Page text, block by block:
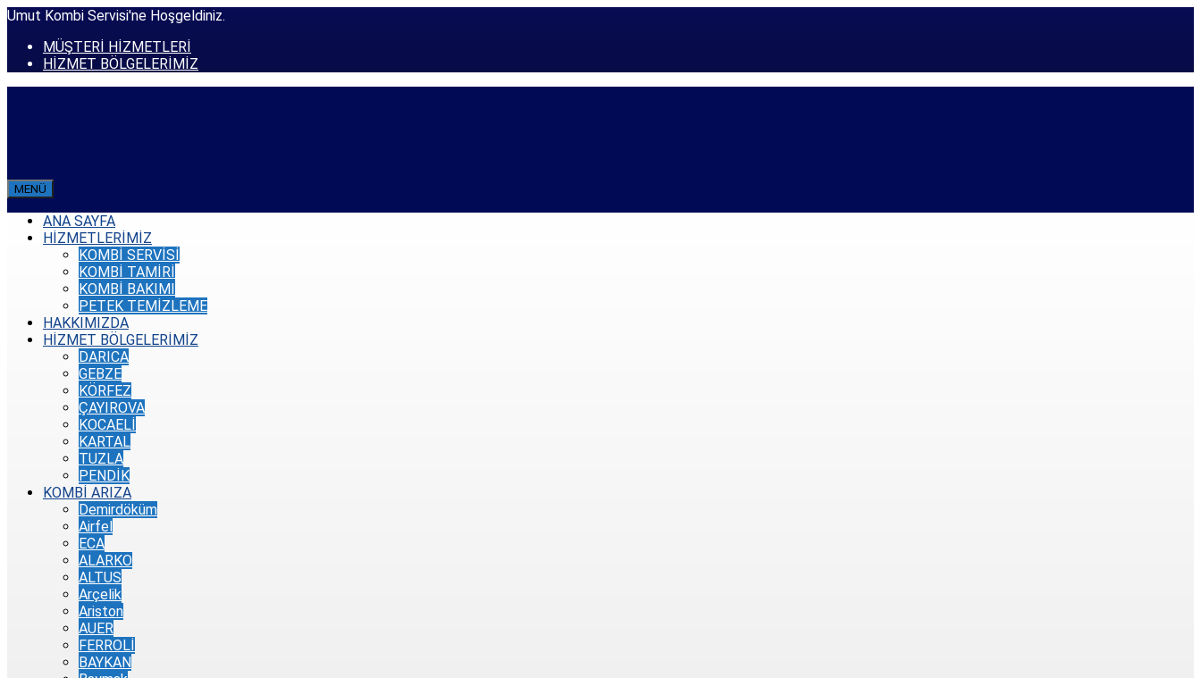
Umut Kombi Servisi'ne Hoşgeldiniz.
MÜŞTERİ HİZMETLERİ
HİZMET BÖLGELERİMİZ
MENÜ
ANA SAYFA
HİZMETLERİMİZ
KOMBİ SERVİSİ
KOMBİ TAMİRİ
KOMBİ BAKIMI
PETEK TEMİZLEME
HAKKIMIZDA
HİZMET BÖLGELERİMİZ
DARICA
GEBZE
KÖRFEZ
ÇAYIROVA
KOCAELİ
KARTAL
TUZLA
PENDİK
KOMBİ ARIZA
Demirdöküm
Airfel
ECA
ALARKO
ALTUS
Arçelik
Ariston
AUER
FERROLİ
BAYKAN